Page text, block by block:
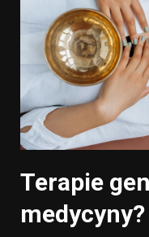
Terapie
medycyny?